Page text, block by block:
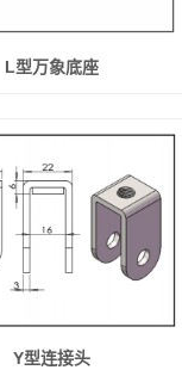
L型万象底座
Y型连接头